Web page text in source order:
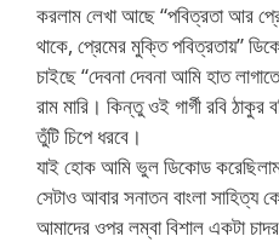
করলাম লেখা আছে “পবিত্রতা আর
থাকে, প্রেমের মুক্তি পবিত্রতায়”
চাইছে “দেবনা দেবনা আমি হাত
রাম মারি। কিন্তু ওই গার্গী রবি
তুঁটি চিপে ধরবে।
যাই হোক আমি ভুল ডিকোড
সেটাও আবার সনাতন বাংলা সাহিত্য
আমাদের ওপর লম্বা বিশাল একটা